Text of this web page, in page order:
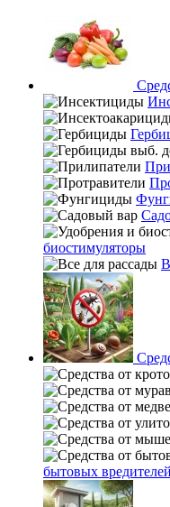
биостимуляторы
бытовых вредителей